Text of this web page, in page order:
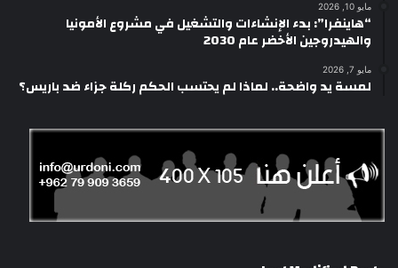
مايو 10, 2026
“هاينفرا”: بدء الإنشاءات والتشغيل في مشروع الأمونيا
والهيدروجين الأخضر عام 2030
مايو 7, 2026
لمسة يد واضحة.. لماذا لم يحتسب الحكم ركلة جزاء ضد باريس؟